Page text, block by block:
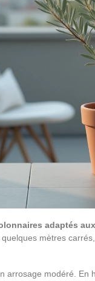
adaptés
mètres
arrosage modéré. En